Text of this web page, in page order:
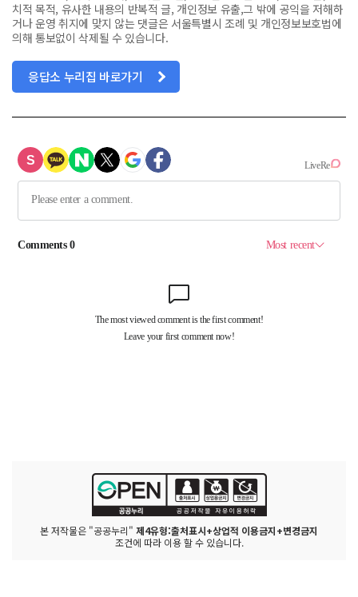
치적 목적, 유사한 내용의 반복적 글, 개인정보 유출,그 밖에 공익을 저해하
거나 운영 취지에 맞지 않는 댓글은 서울특별시 조례 및 개인정보보호법에
의해 통보없이 삭제될 수 있습니다.
응답소 누리집 바로가기
본 저작물은 "공공누리" 제4유형:출처표시+상업적 이용금지+변경금지
조건에 따라 이용 할 수 있습니다.